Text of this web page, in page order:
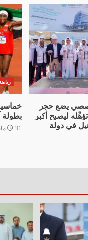
يضع حجر
ليصبح أكبر
في دولة
بطولة
31 مايو، 2026